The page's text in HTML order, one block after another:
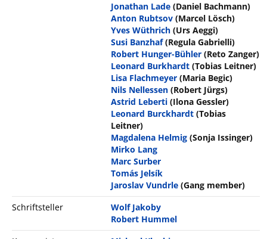
Jonathan Lade (Daniel Bachmann)
Anton Rubtsov (Marcel Lösch)
Yves Wüthrich (Urs Aeggi)
Susi Banzhaf (Regula Gabrielli)
Robert Hunger-Bühler (Reto Zanger)
Leonard Burkhardt (Tobias Leitner)
Lisa Flachmeyer (Maria Begic)
Nils Nellessen (Robert Jürgs)
Astrid Leberti (Ilona Gessler)
Leonard Burckhardt (Tobias
Leitner)
Magdalena Helmig (Sonja Issinger)
Mirko Lang
Marc Surber
Tomás Jelsík
Jaroslav Vundrle (Gang member)
Schriftsteller
Wolf Jakoby
Robert Hummel